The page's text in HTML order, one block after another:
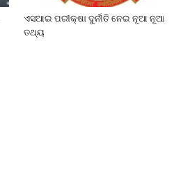
ଏସଆଇ ପରୀକ୍ଷା ଦୁର୍ନୀତି ନେଇ ନୂଆ ନୂଆ
ତଥ୍ୟ